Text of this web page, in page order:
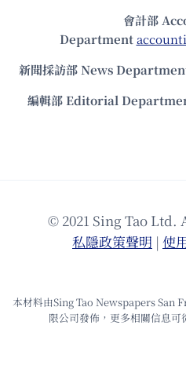
會計部
Department
新聞採訪部 News
編輯部 Editorial
© 2021 Sing Tao
私隱政策聲明 | 使
本材料由Sing Tao Newspapers San
限公司發佈，更多相關信息可